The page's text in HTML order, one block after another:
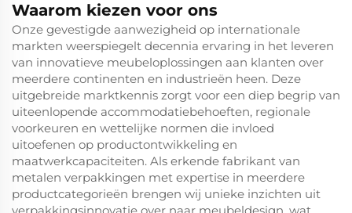
Waarom kiezen voor ons
Onze gevestigde aanwezigheid op internationale
markten weerspiegelt decennia ervaring in het leveren
van innovatieve meubeloplossingen aan klanten over
meerdere continenten en industrieën heen. Deze
uitgebreide marktkennis zorgt voor een diep begrip van
uiteenlopende accommodatiebehoeften, regionale
voorkeuren en wettelijke normen die invloed
uitoefenen op productontwikkeling en
maatwerkcapaciteiten. Als erkende fabrikant van
metalen verpakkingen met expertise in meerdere
productcategorieën brengen wij unieke inzichten uit